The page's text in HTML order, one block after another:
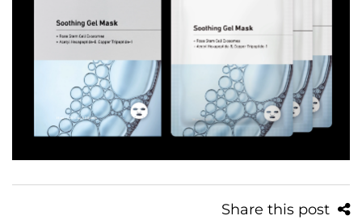
Share this post